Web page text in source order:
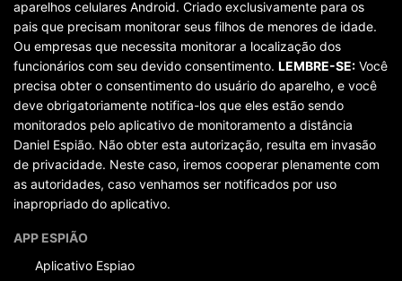
aparelhos celulares Android. Criado exclusivamente para os
pais que precisam monitorar seus filhos de menores de idade.
Ou empresas que necessita monitorar a localização dos
funcionários com seu devido consentimento. LEMBRE-SE: Você
precisa obter o consentimento do usuário do aparelho, e você
deve obrigatoriamente notifica-los que eles estão sendo
monitorados pelo aplicativo de monitoramento a distância
Daniel Espião. Não obter esta autorização, resulta em invasão
de privacidade. Neste caso, iremos cooperar plenamente com
as autoridades, caso venhamos ser notificados por uso
inapropriado do aplicativo.
APP ESPIÃO
Aplicativo Espiao